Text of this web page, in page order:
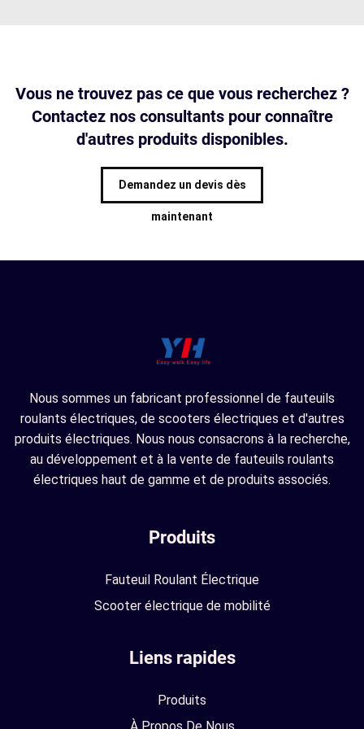
Vous ne trouvez pas ce que vous recherchez ?
Contactez nos consultants pour connaître
d'autres produits disponibles.
Demandez un devis dès
maintenant
Nous sommes un fabricant professionnel de fauteuils
roulants électriques, de scooters électriques et d'autres
produits électriques. Nous nous consacrons à la recherche,
au développement et à la vente de fauteuils roulants
électriques haut de gamme et de produits associés.
Produits
Fauteuil Roulant Électrique
Scooter électrique de mobilité
Liens rapides
Produits